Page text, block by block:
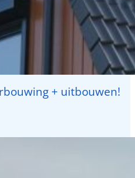
+ uitbouwen!